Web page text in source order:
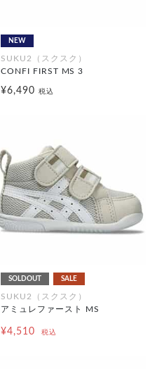
NEW
SUKU2（スクスク）
CONFI FIRST MS 3
¥6,490 税込
SOLDOUT SALE
SUKU2（スクスク）
アミュレファースト MS
¥4,510 税込